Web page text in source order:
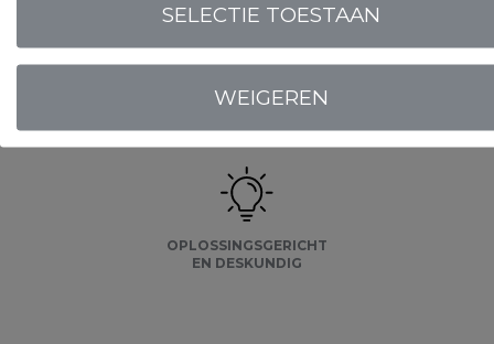
LOGIN VOOR PRIJS
Onzegaranties
OPLOSSINGSGERICHT
EN DESKUNDIG
WEIGEREN
SELECTIE TOESTAAN